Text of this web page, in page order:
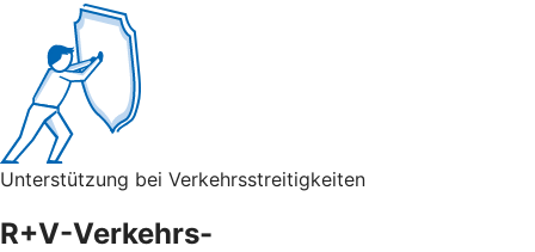
Unterstützung bei Verkehrsstreitigkeiten
R+V-Verkehrs-